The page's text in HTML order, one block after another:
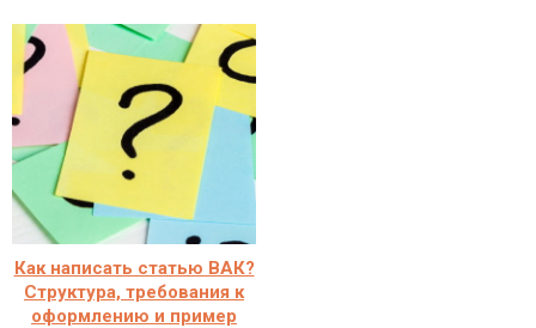
Как написать статью ВАК?
Структура, требования к
оформлению и пример